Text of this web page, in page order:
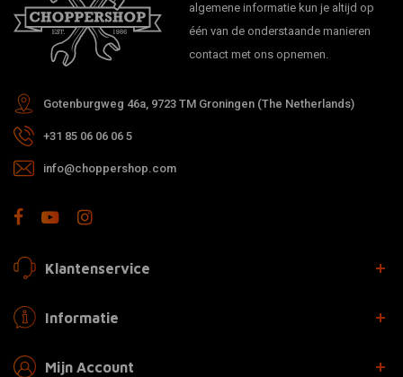
algemene informatie kun je altijd op
één van de onderstaande manieren
contact met ons opnemen.
Gotenburgweg 46a, 9723 TM Groningen (The Netherlands)
+31 85 06 06 06 5
info@choppershop.com
Klantenservice
Informatie
Mijn Account